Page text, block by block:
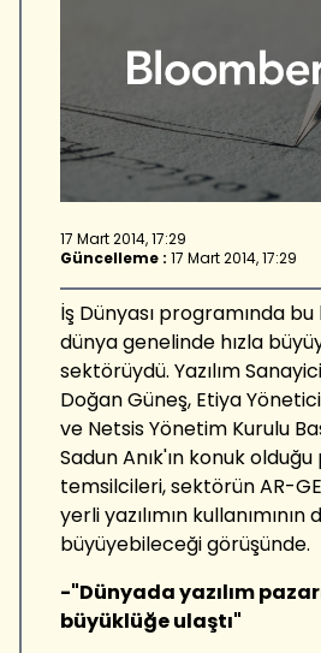
17 Mart 2014, 17:29
Güncelleme : 17 Mart 2014, 17:29
İş Dünyası programında
dünya genelinde hızla
sektörüydü. Yazılım
Doğan Güneş, Etiya
ve Netsis Yönetim Kurulu
Sadun Anık'ın konuk
temsilcileri, sektörün AR-
yerli yazılımın
büyüyebileceği görüşünde.
-"Dünyada yazılım
büyüklüğe ulaştı"